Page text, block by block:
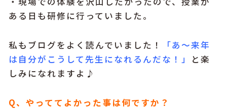
ある日も研修に行っていました。
私もブログをよく読んでいました！
「あ～来年
は自分がこうして先生になれるんだな！」
と楽
しみになれますよ♪
Q、やっててよかった事は何ですか？